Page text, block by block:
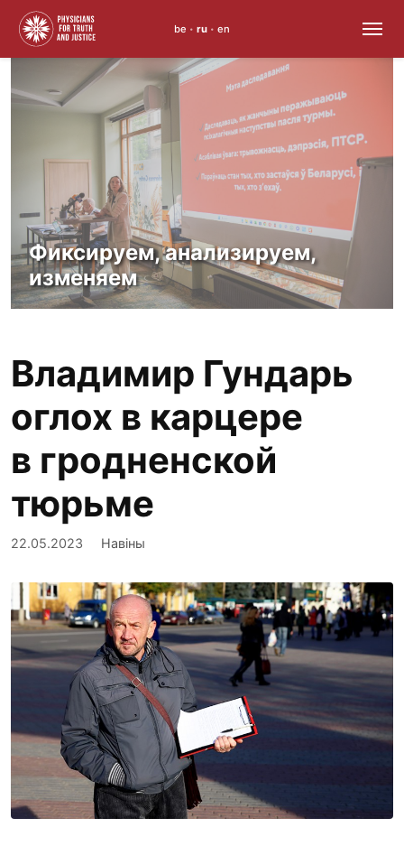
to
content
be • ru • en
Фиксируем, анализируем,
изменяем
Владимир Гундарь
оглох в карцере
в гродненской
тюрьме
22.05.2023 Навіны